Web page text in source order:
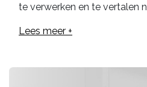
te verwerken en te vertalen
Lees meer +